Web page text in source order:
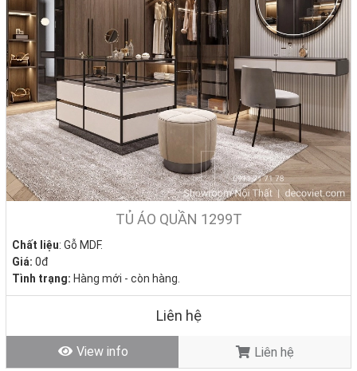
TỦ ÁO QUẦN 1299T
Chất liệu: Gỗ MDF.
Giá: 0đ
Tình trạng: Hàng mới - còn hàng.
Liên hệ
View info Liên hệ